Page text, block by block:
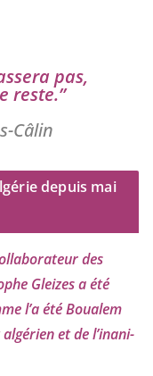
pas,
reste.”
Câlin
depuis mai
des
Gleizesa été
l’a été Boualem
et de l’i­na­ni­